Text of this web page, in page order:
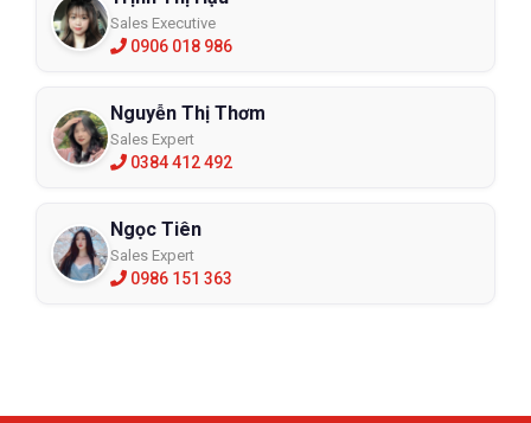
Sales Executive
0906 018 986
Nguyễn Thị Thơm
Sales Expert
0384 412 492
Ngọc Tiên
Sales Expert
0986 151 363